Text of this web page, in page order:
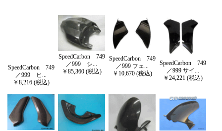
SpeedCarbon 749
／999 ヒ...
￥8,216 (税込)
SpeedCarbon 749
／999 シ...
￥85,360 (税込)
SpeedCarbon 749
／999 フェ...
￥10,670 (税込)
SpeedCarbon 749
／999 サイ...
￥24,221 (税込)